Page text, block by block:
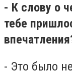
- К слову о
тебе
- Это было